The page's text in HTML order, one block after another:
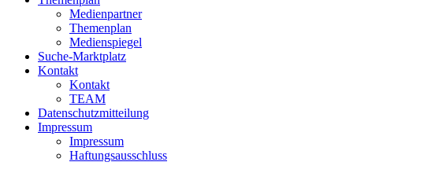
Medienpartner
Themenplan
Medienspiegel
Suche-Marktplatz
Kontakt
Kontakt
TEAM
Datenschutzmitteilung
Impressum
Impressum
Haftungsausschluss